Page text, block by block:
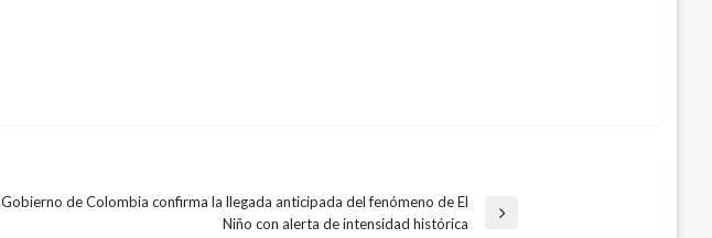
Gobierno de Colombia confirma la llegada anticipada del fenómeno de El
Niño con alerta de intensidad histórica